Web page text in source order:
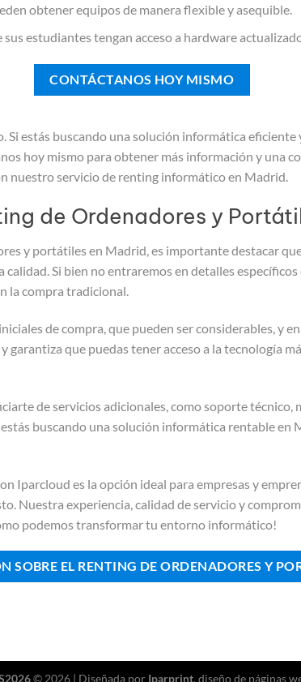
obtener equipos de manera flexible y asequible.
estudiantes tengan acceso a hardware
CONTÁCTANOS HOY MISMO
estás buscando una solución informática
hoy mismo para obtener más información y una
nuestro servicio de renting informático en Madrid.
de Ordenadores y
y portátiles en Madrid, es importante destacar
Si bien no entraremos en detalles
la compra tradicional.
de compra, que pueden ser considerables, y
que puedas tener acceso a la tecnología
de servicios adicionales, como soporte
buscando una solución informática rentable
Iparcloud es la opción ideal para empresas y
Nuestra experiencia, calidad de servicio y
podemos transformar tu entorno informático!
SOBRE EL RENTING DE ORDENADORES Y
© 2026 | Diseñada por Iparprint, diseño de páginas